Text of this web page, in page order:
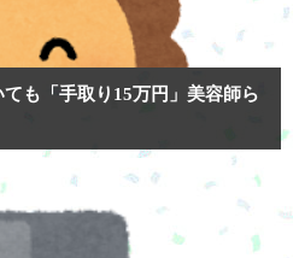
ても「手取り15万円」美容師ら